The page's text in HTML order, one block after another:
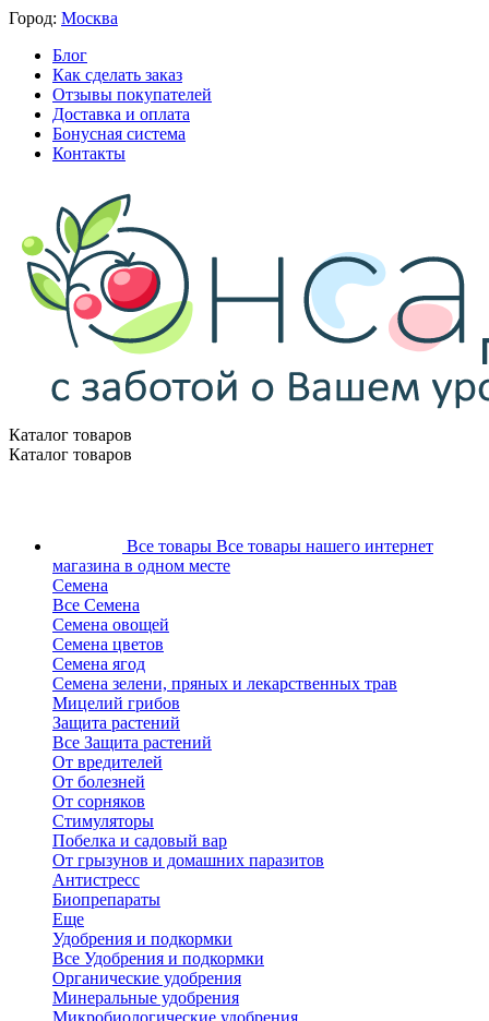
Город: Москва
Блог
Как сделать заказ
Отзывы покупателей
Доставка и оплата
Бонусная система
Контакты
Каталог товаров
Каталог товаров
Все товары Все товары нашего интернет
магазина в одном месте
Семена
Все Семена
Семена овощей
Семена цветов
Семена ягод
Семена зелени, пряных и лекарственных трав
Мицелий грибов
Защита растений
Все Защита растений
От вредителей
От болезней
От сорняков
Стимуляторы
Побелка и садовый вар
От грызунов и домашних паразитов
Антистресс
Биопрепараты
Еще
Удобрения и подкормки
Все Удобрения и подкормки
Органические удобрения
Минеральные удобрения
Микробиологические удобрения